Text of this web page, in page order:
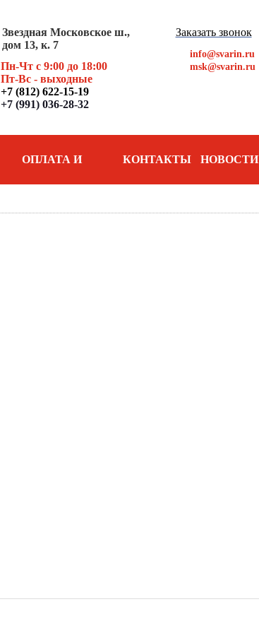
Звездная Московское ш.,
дом 13, к. 7
Пн-Чт с 9:00 до 18:00
Пт-Вс - выходные
+7 (812) 622-15-19
+7 (991) 036-28-32
Заказать звонок
info@svarin.ru
msk@svarin.ru
ОПЛАТА И КОНТАКТЫ НОВОСТИ